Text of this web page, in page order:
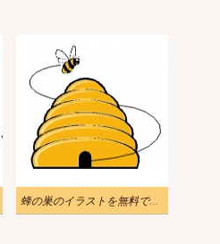
蜂の巣のイラストを無料でダウンロード